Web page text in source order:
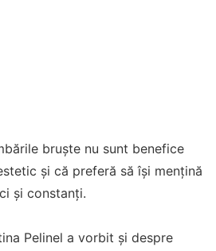
bruște nu sunt benefice
și că preferă să își mențină
și constanți.
Pelinel a vorbit și despre